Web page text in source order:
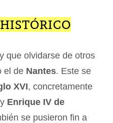
que olvidarse de otros
el de Nantes. Este se
XVI, concretamente
Enrique IV de
se pusieron fin a